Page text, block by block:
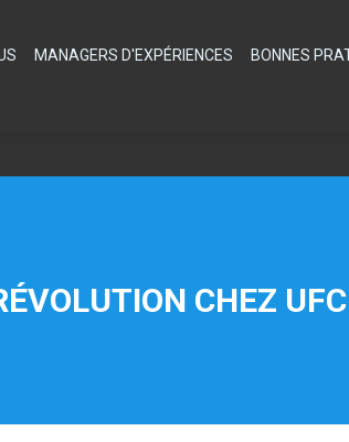
MANAGERS D'EXPÉRIENCES BONNES
CHEZ